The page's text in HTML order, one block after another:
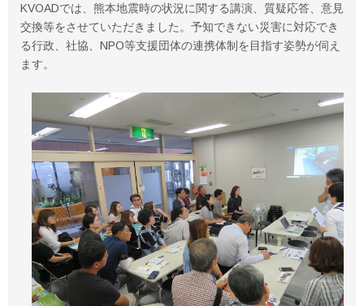
KVOADでは、熊本地震時の状況に関する講演、質疑応答、意見
交換等をさせていただきました。予知できない災害に対応でき
る行政、社協、NPO等支援団体の連携体制を目指す姿勢が伺え
ます。